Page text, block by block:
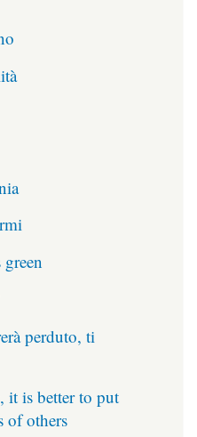
perduto, ti
it is better to put
of others